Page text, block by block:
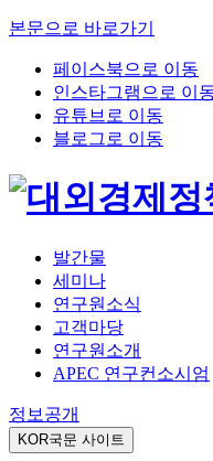
본문으로 바로가기
페이스북으로 이동
인스타그램으로 이
유튜브로 이동
블로그로 이동
발간물
세미나
연구원소식
고객마당
연구원소개
APEC 연구컨소시엄
정보공개
KOR국문 사이트